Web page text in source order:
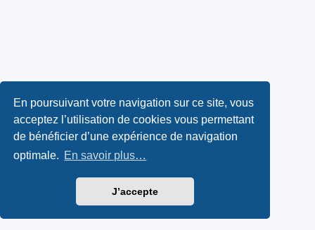
En poursuivant votre navigation sur ce site, vous
acceptez l’utilisation de cookies vous permettant
de bénéficier d’une expérience de navigation
optimale. En savoir plus…
J’accepte